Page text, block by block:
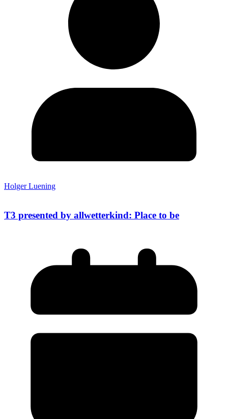
Holger Luening
T3 presented by allwetterkind: Place to be